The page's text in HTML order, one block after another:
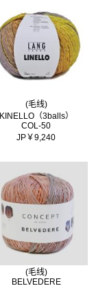
(毛线)
KINELLO（3balls）
COL-50
JP￥9,240
(毛线)
BELVEDERE